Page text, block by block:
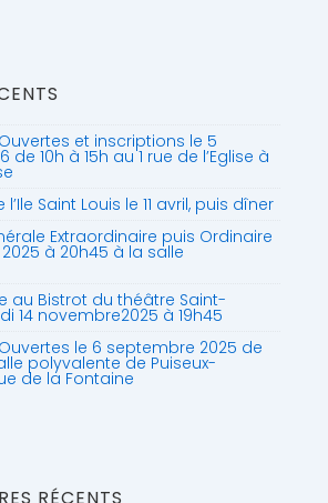
et inscriptions le 5
10h à 15h au 1 rue de l’Eglise à
Saint Louis le 11 avril, puis dîner
Extraordinaire puis Ordinaire
à 20h45 à la salle
au Bistrot du théâtre Saint-
14 novembre2025 à 19h45
le 6 septembre 2025 de
polyvalente de Puiseux-
de la Fontaine
RÉCENTS